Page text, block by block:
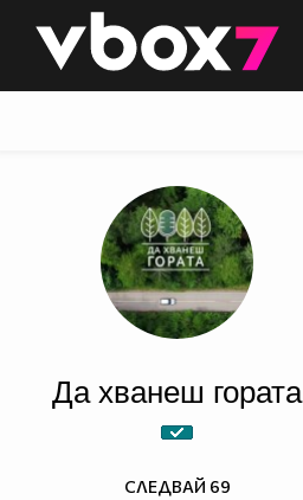
👾
Да хванеш гората
СЛЕДВАЙ 69